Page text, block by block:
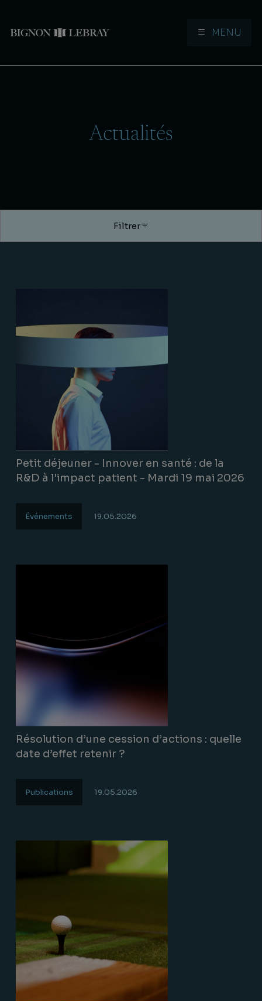
MENU
Actualités
Filtrer
Petit déjeuner - Innover en santé : de la
R&D à l'impact patient - Mardi 19 mai 2026
Événements 19.05.2026
Résolution d’une cession d’actions : quelle
date d’effet retenir ?
Publications 19.05.2026